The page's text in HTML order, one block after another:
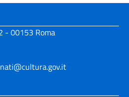
- 00153 Roma